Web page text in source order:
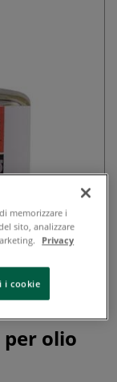
per olio
memorizzare i
sito, analizzare
Privacy
i cookie